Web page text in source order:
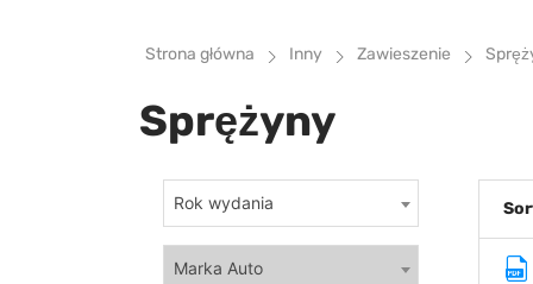
Strona główna Inny Zawieszenie
Sprężyny
Rok wydania
Marka Auto